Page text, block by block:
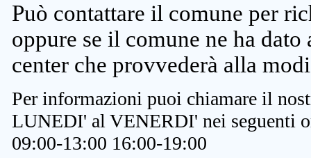
Può contattare il comune per
oppure se il comune ne ha
center che provvederà alla
Per informazioni puoi chiamare il
LUNEDI' al VENERDI' nei seguenti
09:00-13:00 16:00-19:00